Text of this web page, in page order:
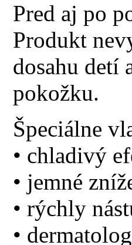
Pred aj po
Produkt
dosahu detí
pokožku.
Špeciálne
• chladivý
• jemné
• rýchly
•